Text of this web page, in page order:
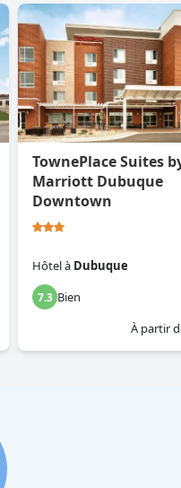
TownePlace Suites
Marriott Dubuque
Downtown
Hôtelà Dubuque
7.3 Bien
À partir